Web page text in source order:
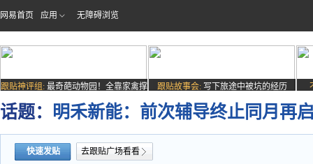
网易首页 应用 无障碍浏览
跟贴神评组: 最奇葩动物园！全靠家禽撑
场子
跟贴故事会: 写下旅途中被坑的经历
话题： 明禾新能：前次辅导终止同月再
快速发贴 去跟贴广场看看